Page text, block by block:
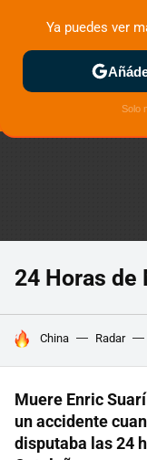
ZONA DE PRUEBAS
24 Horas
HOY SE HABLA DE
China Radar
Muere Enric
un accidente
disputaba las 24
Ya puedes ver
Solo